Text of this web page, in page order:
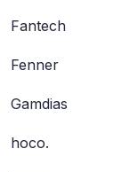
Fantech
Fenner
Gamdias
hoco.